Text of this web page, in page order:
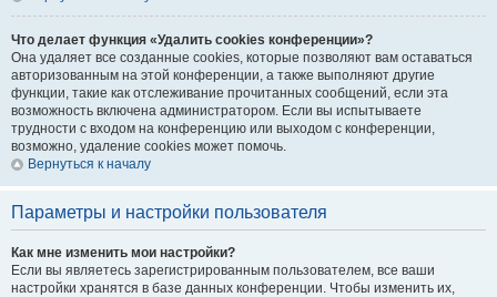
Что делает функция «Удалить cookies конференции»?
Она удаляет все созданные cookies, которые позволяют вам оставаться
авторизованным на этой конференции, а также выполняют другие
функции, такие как отслеживание прочитанных сообщений, если эта
возможность включена администратором. Если вы испытываете
трудности с входом на конференцию или выходом с конференции,
возможно, удаление cookies может помочь.
Вернуться к началу
Параметры и настройки пользователя
Как мне изменить мои настройки?
Если вы являетесь зарегистрированным пользователем, все ваши
настройки хранятся в базе данных конференции. Чтобы изменить их,